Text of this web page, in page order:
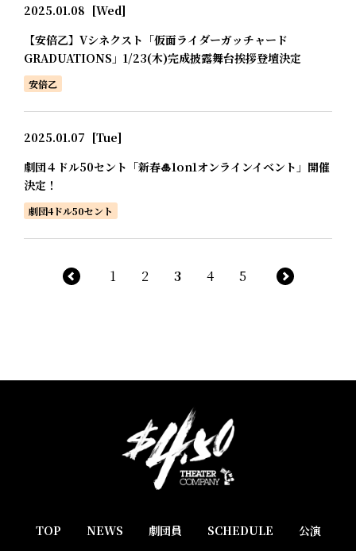
2025.01.08 [Wed]
【安倍乙】Vシネクスト「仮面ライダーガッチャード
GRADUATIONS」1/23(木)完成披露舞台挨拶登壇決定
安倍乙
2025.01.07 [Tue]
劇団４ドル50セント「新春🎍1on1オンラインイベント」開催
決定！
劇団4ドル50セント
1 2 3 4 5
TOP NEWS 劇団員 SCHEDULE 公演